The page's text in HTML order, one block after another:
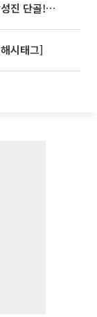
'2TV 생생정보' 오늘방송맛집- 배우 강성진 단골! 쌀국수ㆍ푸팟퐁 커리 맛집 '블○○○'
시태그]